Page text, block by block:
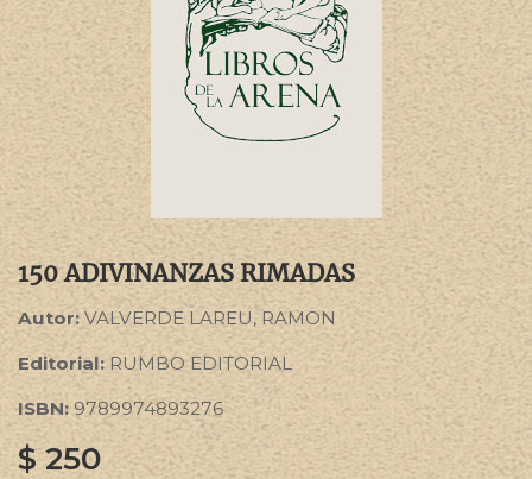
150 ADIVINANZAS RIMADAS
Autor:VALVERDE LAREU, RAMON
Editorial: RUMBO EDITORIAL
ISBN: 9789974893276
$250